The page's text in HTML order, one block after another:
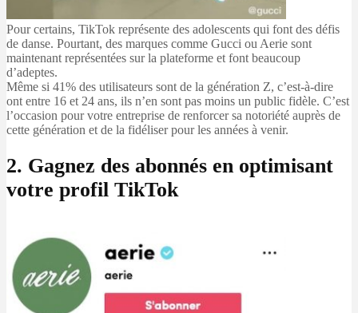
Pour certains, TikTok représente des adolescents qui font des défis
de danse. Pourtant, des marques comme Gucci ou Aerie sont
maintenant représentées sur la plateforme et font beaucoup
d’adeptes.
Même si 41% des utilisateurs sont de la génération Z, c’est-à-dire
ont entre 16 et 24 ans, ils n’en sont pas moins un public fidèle. C’est
l’occasion pour votre entreprise de renforcer sa notoriété auprès de
cette génération et de la fidéliser pour les années à venir.
2. Gagnez des abonnés en optimisant
votre profil TikTok